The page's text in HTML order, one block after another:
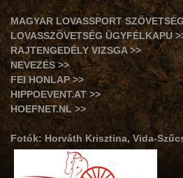
MAGYAR LOVASSPORT
LOVASSZÖVETSÉG ÜGYFÉLKAPU
RAJTENGEDÉLY VIZSGA >>
NEVEZÉS >>
FEI HONLAP >>
HIPPOEVENT.AT >>
HOEFNET.NL >>
Fotók: Horváth Krisztina, Vida-